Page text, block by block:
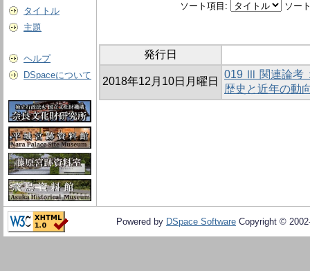
タイトル
主題
ヘルプ
DSpaceについて
ソート項目: ソー
発行日
2018年12月10日月曜日
019 Ⅲ 関連論考
歴史と近年の動
Powered by DSpace Software Copyright ©